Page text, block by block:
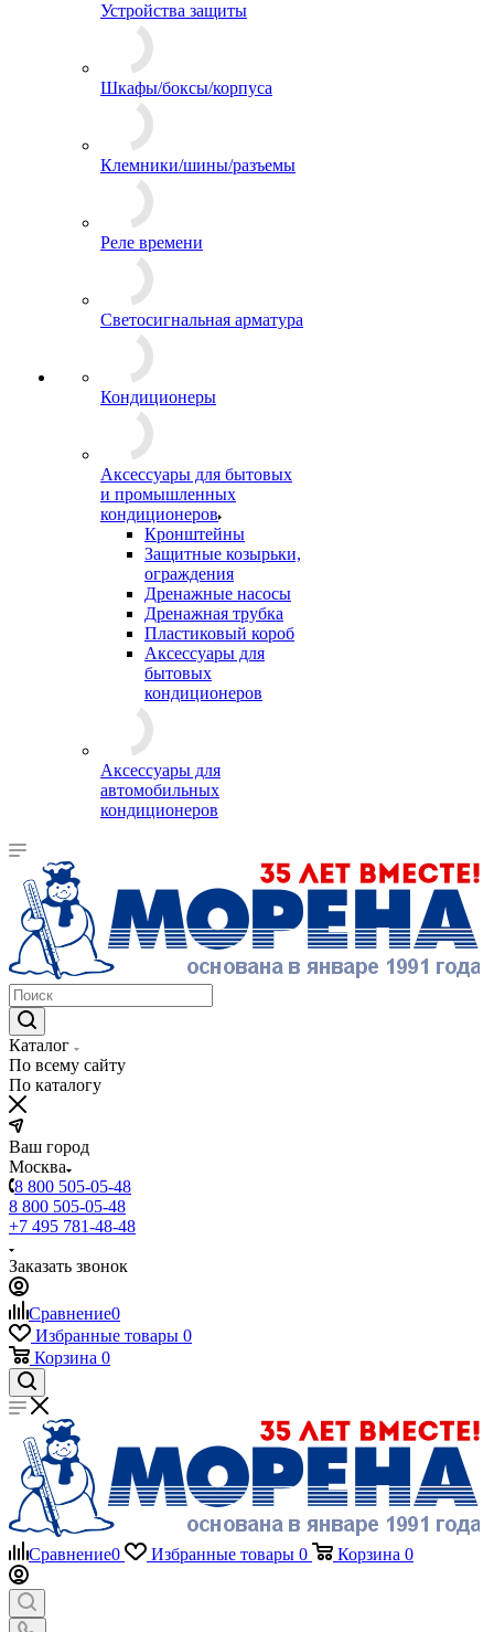
Устройства защиты
Шкафы/боксы/корпуса
Клемники/шины/разъемы
Реле времени
Светосигнальная арматура
Кондиционеры
Аксессуары для бытовых
и промышленных
кондиционеров
Кронштейны
Защитные козырьки,
ограждения
Дренажные насосы
Дренажная трубка
Пластиковый короб
Аксессуары для
бытовых
кондиционеров
Аксессуары для
автомобильных
кондиционеров
Каталог
По всему сайту
По каталогу
Ваш город
Москва
8 800 505-05-48
8 800 505-05-48
+7 495 781-48-48
Заказать звонок
Сравнение0
Избранные товары 0
Корзина 0
Сравнение0 Избранные товары 0 Корзина 0